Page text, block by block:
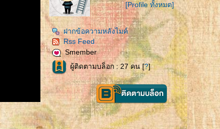
[Profile ทั้งหมด]
ฝากข้อความหลังไมค์
Rss Feed
Smember
ผู้ติดตามบล็อก : 27 คน [?]